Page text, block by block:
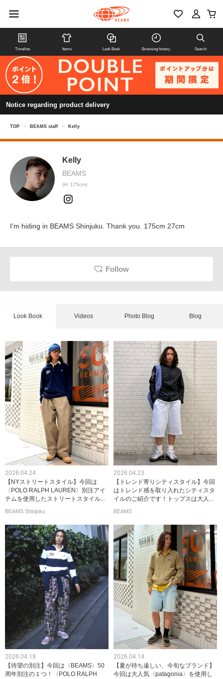
Timeline Items Look Book Browsing history Search
Notice regarding product delivery
TOP > BEAMS staff > Kelly
Kelly
BEAMS
(H: 175cm)
I'm hiding in BEAMS Shinjuku. Thank you. 175cm 27cm
Follow
Look Book Videos Photo Blog Blog
2026.04.24
【NYストリートスタイル】今回は
〈POLO RALPH LAUREN〉別注アイ
テムを使用したストリートスタイル...
BEAMS Shinjuku
2026.04.23
【トレンド寄りシティスタイル】今回
はトレンド感を取り入れたシティスタ
イルのご紹介です！トップスは大人...
BEAMS
2026.04.18
【待望の別注】今回は〈BEAMS〉50
周年別注の１つ！〈POLO RALPH
2026.04.14
【夏が待ち遠しい、今旬なブランド】
今回は大人気〈patagonia〉を使用し